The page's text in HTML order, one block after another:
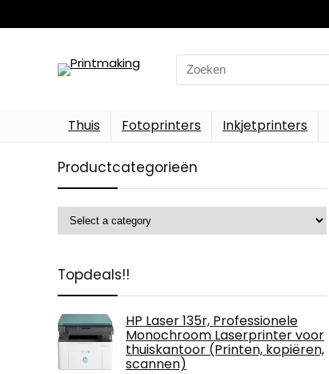
Search
for:
Thuis Fotoprinters Inkjetprinters
Productcategorieën
Topdeals!!
HP Laser 135r, Professionele
Monochroom Laserprinter voor
thuiskantoor (Printen, kopiëren,
scannen)